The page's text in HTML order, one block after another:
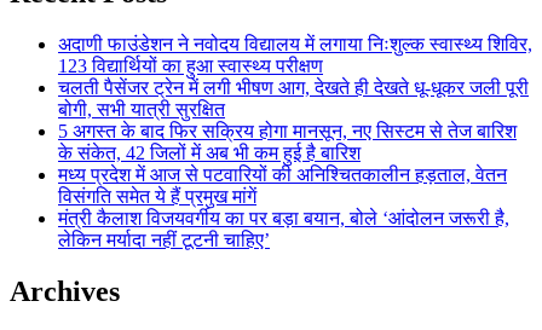
अदाणी फाउंडेशन ने नवोदय विद्यालय में लगाया निःशुल्क स्वास्थ्य शिविर,
123 विद्यार्थियों का हुआ स्वास्थ्य परीक्षण
चलती पैसेंजर ट्रेन में लगी भीषण आग, देखते ही देखते धू-धूकर जली पूरी
बोगी, सभी यात्री सुरक्षित
5 अगस्त के बाद फिर सक्रिय होगा मानसून, नए सिस्टम से तेज बारिश
के संकेत, 42 जिलों में अब भी कम हुई है बारिश
मध्य प्रदेश में आज से पटवारियों की अनिश्चितकालीन हड़ताल, वेतन
विसंगति समेत ये हैं प्रमुख मांगें
मंत्री कैलाश विजयवर्गीय का पर बड़ा बयान, बोले ‘आंदोलन जरूरी है,
लेकिन मर्यादा नहीं टूटनी चाहिए’
Archives